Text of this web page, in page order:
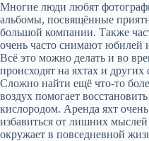
Многие люди любят
альбомы, посвящённые
большой компании. Также
очень часто снимают юбилей
Всё это можно делать и во
происходят на яхтах и
Сложно найти ещё что-то
воздух помогает
кислородом. Аренда яхт
избавиться от лишних
окружает в повседневной